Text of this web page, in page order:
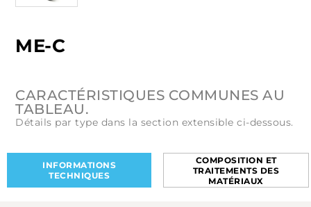
ME-C
CARACTÉRISTIQUES COMMUNES AU
TABLEAU.
Détails par type dans la section extensible ci-dessous.
INFORMATIONS
TECHNIQUES
COMPOSITION ET
TRAITEMENTS DES
MATÉRIAUX